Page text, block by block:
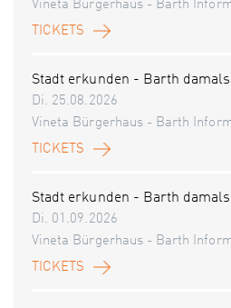
Vineta Bürgerhaus - Barth
TICKETS
Stadt erkunden - Barth
Di. 25.08.2026
Vineta Bürgerhaus - Barth
TICKETS
Stadt erkunden - Barth
Di. 01.09.2026
Vineta Bürgerhaus - Barth
TICKETS